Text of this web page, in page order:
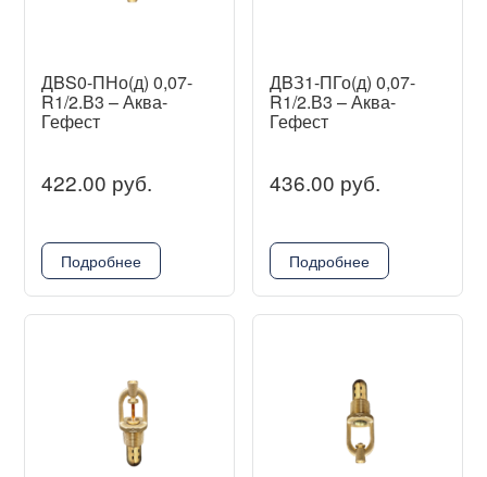
ДBS0-ПНо(д) 0,07-
R1/2.В3 – Аква-
Гефест
422.00 руб.
Подробнее
ДBЗ1-ПГо(д) 0,07-
R1/2.В3 – Аква-
Гефест
436.00 руб.
Подробнее